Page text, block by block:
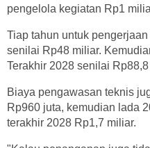
pengelola kegiatan Rp1
Tiap tahun untuk
senilai Rp48 miliar.
Terakhir 2028 senilai Rp88,8
Biaya pengawasan teknis
Rp960 juta, kemudian lada
terakhir 2028 Rp1,7 miliar.